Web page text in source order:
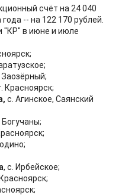
счёт на 24 040
-- на 122 170 рублей.
"КР" в июне и июле
Заозёрный;
Красноярск;
с. Агинское, Саянский
Богучаны;
, с. Ирбейское;